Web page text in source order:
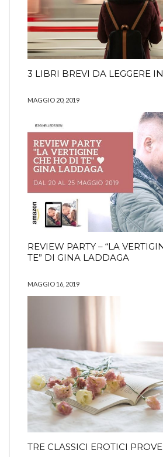
3 LIBRI BREVI DA LEGGERE
MAGGIO 20, 2019
REVIEW PARTY – “LA
TE” DI GINA LADDAGA
MAGGIO 16, 2019
TRE CLASSICI EROTICI